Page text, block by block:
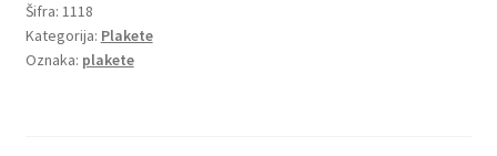
Šifra: 1118
Kategorija: Plakete
Oznaka: plakete